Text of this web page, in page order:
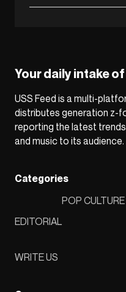
Your daily intake
USS Feed is a multi-
distributes generation z-
reporting the latest
and music to its audience.
Categories
EDITORIAL
POP CULTURE
WRITE US